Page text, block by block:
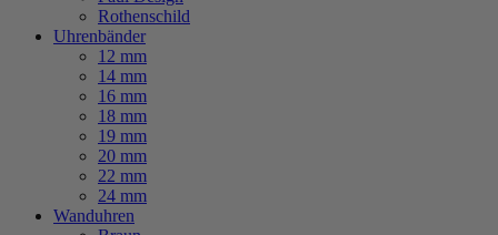
Rothenschild
Uhrenbänder
12 mm
14 mm
16 mm
18 mm
19 mm
20 mm
22 mm
24 mm
Wanduhren